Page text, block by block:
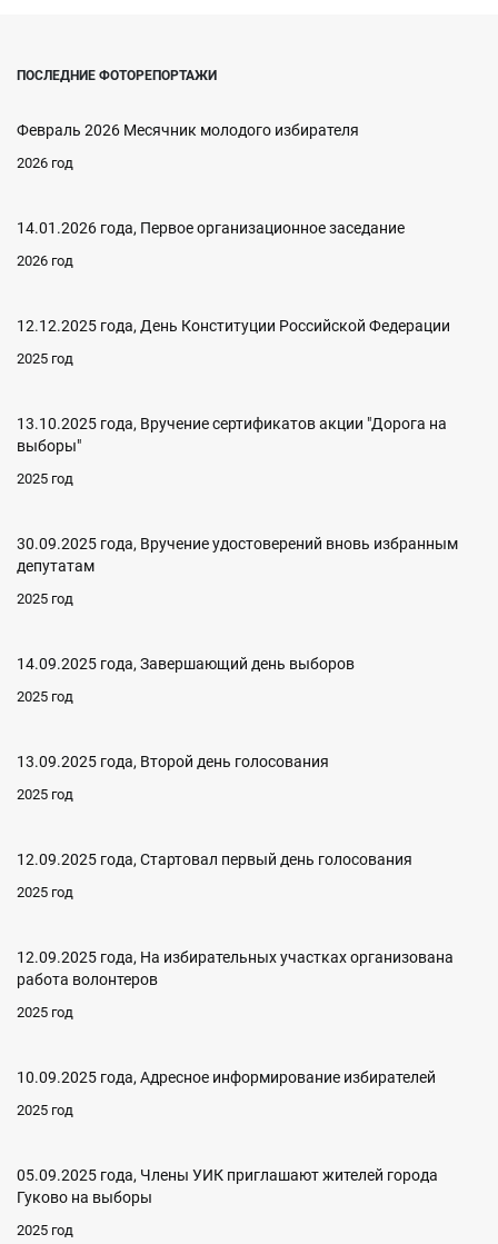
ПОСЛЕДНИЕ ФОТОРЕПОРТАЖИ
Февраль 2026 Месячник молодого избирателя
2026 год
14.01.2026 года, Первое организационное заседание
2026 год
12.12.2025 года, День Конституции Российской Федерации
2025 год
13.10.2025 года, Вручение сертификатов акции "Дорога на
выборы"
2025 год
30.09.2025 года, Вручение удостоверений вновь избранным
депутатам
2025 год
14.09.2025 года, Завершающий день выборов
2025 год
13.09.2025 года, Второй день голосования
2025 год
12.09.2025 года, Стартовал первый день голосования
2025 год
12.09.2025 года, На избирательных участках организована
работа волонтеров
2025 год
10.09.2025 года, Адресное информирование избирателей
2025 год
05.09.2025 года, Члены УИК приглашают жителей города
Гуково на выборы
2025 год